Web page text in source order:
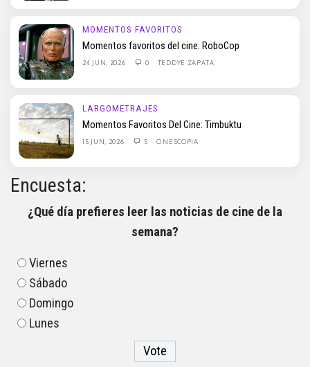
MOMENTOS FAVORITOS
Momentos favoritos del cine: RoboCop
24 JUN, 2026 0 TEDDYE ZAPATA
LARGOMETRAJES
Momentos Favoritos Del Cine: Timbuktu
15 JUN, 2026 5 CINESCOPIA
Encuesta:
¿Qué día prefieres leer las noticias de cine de la
semana?
Viernes
Sábado
Domingo
Lunes